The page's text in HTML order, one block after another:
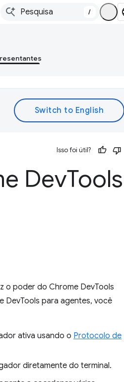
/
Isso foi útil?
DevTools
o poder do Chrome DevTools
DevTools para agentes, você
ativa usando o Protocolo de
diretamente do terminal.